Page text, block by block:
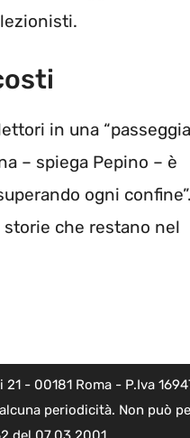
in una
– spiega Pepino – è
ogni
che restano nel
- 00181 Roma - P.Iva
periodicità. Non può